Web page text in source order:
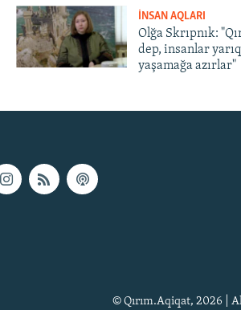
İNSAN AQLARI
Olğa Skrıpnık:
dep, insanlar
yaşamağa azırlar"
© Qırım.Aqiqat, 2026 |